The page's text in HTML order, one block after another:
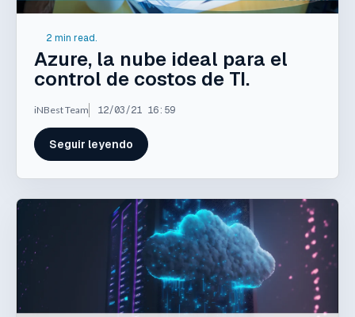
2 min read.
Azure, la nube ideal para el
control de costos de TI.
iNBest Team 12/03/21 16:59
Seguir leyendo